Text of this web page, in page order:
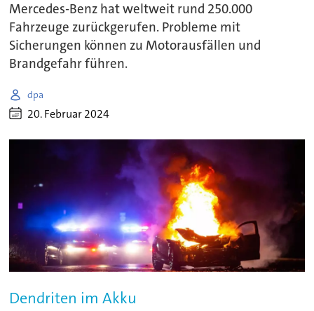
Mercedes-Benz hat weltweit rund 250.000
Fahrzeuge zurückgerufen. Probleme mit
Sicherungen können zu Motorausfällen und
Brandgefahr führen.
dpa
20. Februar 2024
Dendriten im Akku